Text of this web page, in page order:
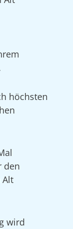
höchsten
den
Alt
wird